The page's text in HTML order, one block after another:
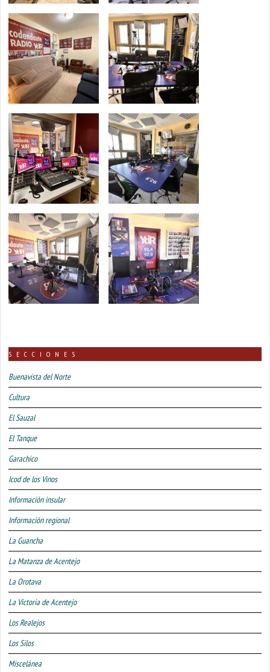
SECCIONES
Buenavista del Norte
Cultura
El Sauzal
El Tanque
Garachico
Icod de los Vinos
Información insular
Información regional
La Guancha
La Matanza de Acentejo
La Orotava
La Victoria de Acentejo
Los Realejos
Los Silos
Miscelánea